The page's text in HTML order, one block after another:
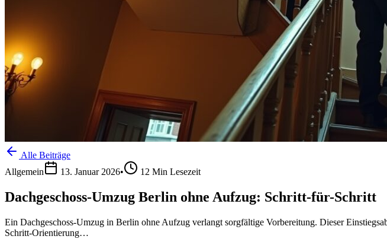
Alle Beiträge
Allgemein
13. Januar 2026• 12 Min Lesezeit
Dachgeschoss-Umzug Berlin ohne Aufzug: Schritt-für-Schritt
Ein Dachgeschoss-Umzug in Berlin ohne Aufzug verlangt sorgfältige Vorbereitung. Dieser
Schritt-Orientierung…